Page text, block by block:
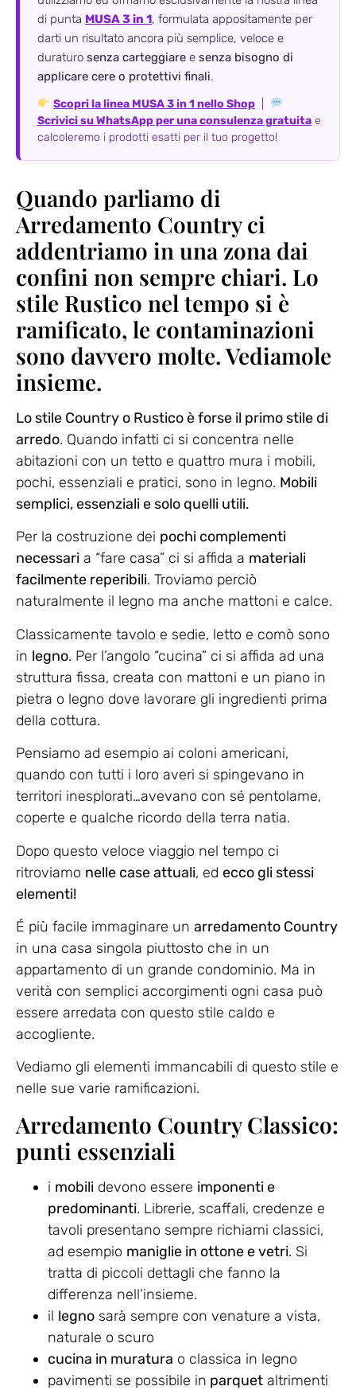
di punta MUSA 3 in 1, formulata appositamente per
darti un risultato ancora più semplice, veloce e
duraturo senza carteggiare e senza bisogno di
applicare cere o protettivi finali.
Scopri la linea MUSA 3 in 1 nello Shop|
Scrivici su WhatsApp per una consulenza gratuita e
calcoleremo i prodotti esatti per il tuo progetto!
Quando parliamo di
Arredamento Country ci
addentriamo in una zona dai
confini non sempre chiari. Lo
stile Rustico nel tempo si è
ramificato, le contaminazioni
sono davvero molte. Vediamole
insieme.
Lo stile Country o Rustico è forse il primo stile di
arredo. Quando infatti ci si concentra nelle
abitazioni con un tetto e quattro mura i mobili,
pochi, essenziali e pratici, sono in legno. Mobili
semplici, essenziali e solo quelli utili.
Per la costruzione dei pochi complementi
necessari a “fare casa” ci si affida a materiali
facilmente reperibili. Troviamo perciò
naturalmente il legno ma anche mattoni e calce.
Classicamente tavolo e sedie, letto e comò sono
in legno. Per l’angolo “cucina” ci si affida ad una
struttura fissa, creata con mattoni e un piano in
pietra o legno dove lavorare gli ingredienti prima
della cottura.
Pensiamo ad esempio ai coloni americani,
quando con tutti i loro averi si spingevano in
territori inesplorati…avevano con sé pentolame,
coperte e qualche ricordo della terra natia.
Dopo questo veloce viaggio nel tempo ci
ritroviamo nelle case attuali, ed ecco gli stessi
elementi!
É più facile immaginare un arredamento Country
in una casa singola piuttosto che in un
appartamento di un grande condominio. Ma in
verità con semplici accorgimenti ogni casa può
essere arredata con questo stile caldo e
accogliente.
Vediamo gli elementi immancabili di questo stile e
nelle sue varie ramificazioni.
Arredamento Country Classico:
punti essenziali
i mobili devono essere imponenti e
predominanti. Librerie, scaffali, credenze e
tavoli presentano sempre richiami classici,
ad esempio maniglie in ottone e vetri. Si
tratta di piccoli dettagli che fanno la
differenza nell’insieme.
il legno sarà sempre con venature a vista,
naturale o scuro
cucina in muratura o classica in legno
pavimenti se possibile in parquet altrimenti